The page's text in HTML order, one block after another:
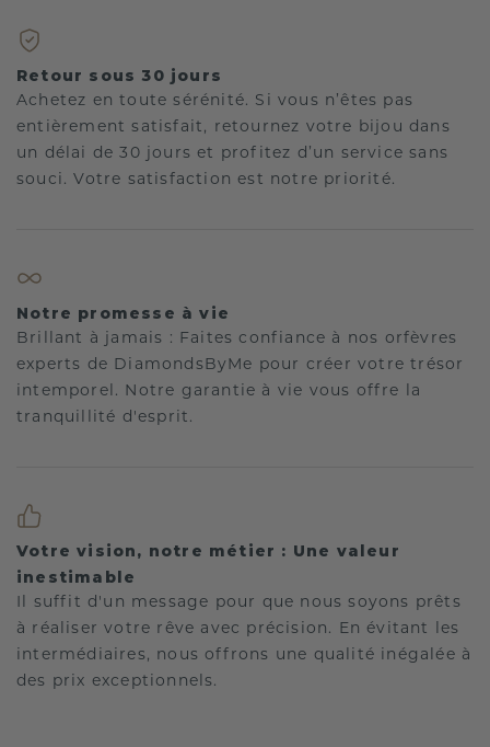
Retour sous 30 jours
Achetez en toute sérénité. Si vous n’êtes pas
entièrement satisfait, retournez votre bijou dans
un délai de 30 jours et profitez d’un service sans
souci. Votre satisfaction est notre priorité.
Notre promesse à vie
Brillant à jamais : Faites confiance à nos orfèvres
experts de DiamondsByMe pour créer votre trésor
intemporel. Notre garantie à vie vous offre la
tranquillité d'esprit.
Votre vision, notre métier : Une valeur
inestimable
Il suffit d'un message pour que nous soyons prêts
à réaliser votre rêve avec précision. En évitant les
intermédiaires, nous offrons une qualité inégalée à
des prix exceptionnels.